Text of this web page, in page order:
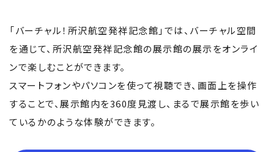
バスでご来館のお客様へ
団体見学ご予約申し込み
ご利用案内
開館時間／入館料
スペシャル
所沢飛行場
「バーチャル！所沢航空発祥記念館」では、バーチャル空間
を通じて、所沢航空発祥記念館の展示館の展示をオンライ
ンで楽しむことができます。
スマートフォンやパソコンを使って視聴でき、画面上を操作
することで、展示館内を360度見渡し、まるで展示館を歩い
ているかのような体験ができます。